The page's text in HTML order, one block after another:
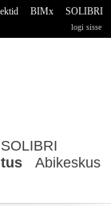
BIMx
SOLIBRI
logi sisse
SOLIBRI
Abikeskus